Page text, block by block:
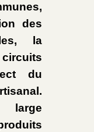
des
la
du
large